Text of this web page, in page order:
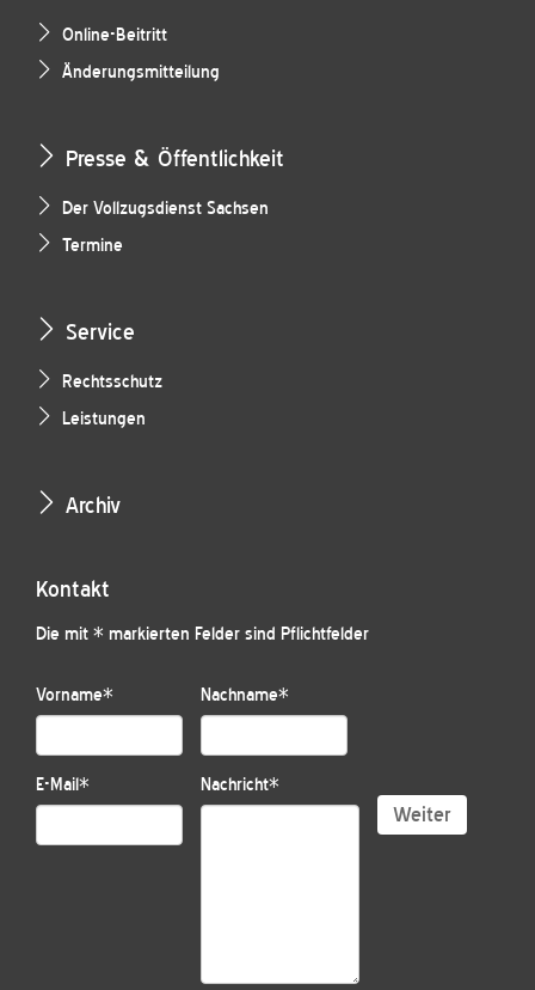
Online-Beitritt
Änderungsmitteilung
Presse & Öffentlichkeit
Der Vollzugsdienst Sachsen
Termine
Service
Rechtsschutz
Leistungen
Archiv
Kontakt
Die mit * markierten Felder sind Pflichtfelder
Vorname* Nachname*
E-Mail* Nachricht*
Weiter